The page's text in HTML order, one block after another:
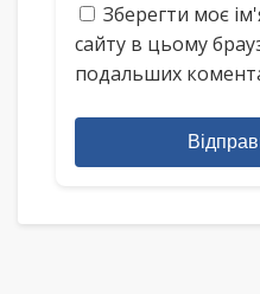
Зберегти моє
сайту в цьому
подальших